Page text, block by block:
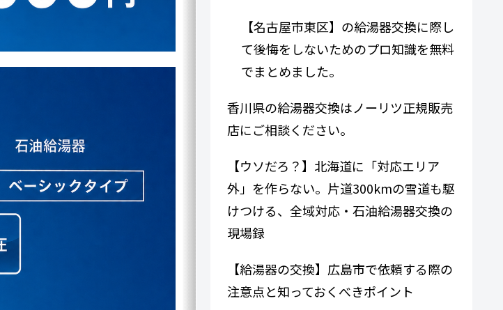
【名古屋市東区】の給湯器交換に際し
て後悔をしないためのプロ知識を無料
でまとめました。
香川県の給湯器交換はノーリツ正規販売
店にご相談ください。
【ウソだろ？】北海道に「対応エリア
外」を作らない。片道300kmの雪道も駆
けつける、全域対応・石油給湯器交換の
現場録
【給湯器の交換】広島市で依頼する際の
注意点と知っておくべきポイント